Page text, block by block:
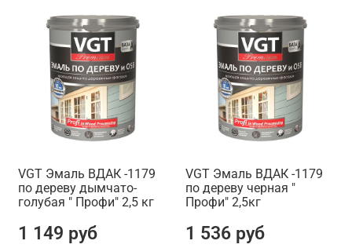
VGT Эмаль ВДАК -1179
по дереву дымчато-
голубая " Профи" 2,5 кг
1 149 руб
VGT Эмаль ВДАК -1179
по дереву черная "
Профи" 2,5кг
1 536 руб